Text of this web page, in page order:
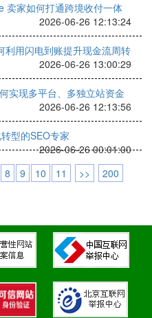
卖家如何打通跨境收付一体
2026-06-26 12:13:24
利用闪电到账提升现金流周转
2026-06-26 13:00:29
实现多平台、多独立站资金
2026-06-26 12:13:56
型的SEO专家
2026-06-26 00:01:00
8 9 10 11 >> 200